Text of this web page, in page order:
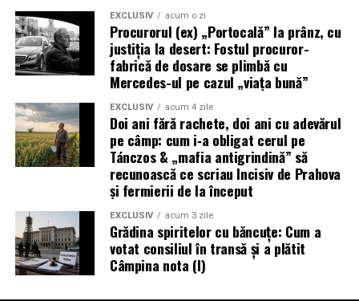
EXCLUSIV acum o zi
Procurorul (ex) „Portocală” la prânz, cu
justiția la desert: Fostul procuror-
fabrică de dosare se plimbă cu
Mercedes-ul pe cazul „viața bună”
EXCLUSIV acum 4 zile
Doi ani fără rachete, doi ani cu adevărul
pe câmp: cum i‑a obligat cerul pe
Tánczos & „mafia antigrindină” să
recunoască ce scriau Incisiv de Prahova
și fermierii de la început
EXCLUSIV acum 3 zile
Grădina spiritelor cu băncuțe: Cum a
votat consiliul în transă și a plătit
Câmpina nota (I)